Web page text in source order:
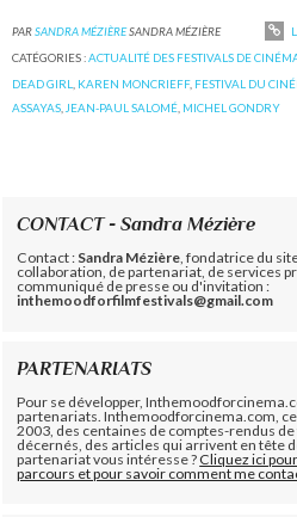
PARSANDRA MÉZIÈRESANDRA MÉZIÈRE
CATÉGORIES :ACTUALITÉ DES FESTIVALS DE
DEAD GIRL
KAREN MONCRIEFF, FESTIVAL DU
ASSAYAS JEAN-PAUL SALOMÉ MICHEL GONDRY
CONTACT - Sandra Mézière
Contact : Sandra Mézière , fondatrice du
collaboration, de partenariat, de services
communiqué de presse ou d'invitation :
inthemoodforfilmfestivals@gmail.com
PARTENARIATS
Pour se développer,
partenariats. Inthemoodforcinema.com,
2003, des centaines de comptes-rendus
décernés, des articles qui arrivent en tête
partenariat vous intéresse ?Cliquez ici
parcours et pour savoir comment me